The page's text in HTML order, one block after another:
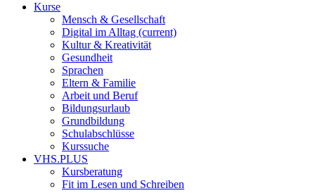
Kurse
Mensch & Gesellschaft
Digital im Alltag (current)
Kultur & Kreativität
Gesundheit
Sprachen
Eltern & Familie
Arbeit und Beruf
Bildungsurlaub
Grundbildung
Schulabschlüsse
Kurssuche
VHS.PLUS
Kursberatung
Fit im Lesen und Schreiben